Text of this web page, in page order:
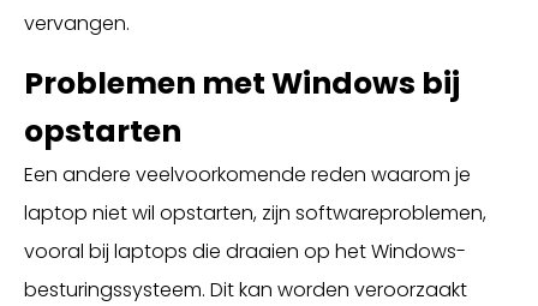
vervangen.
Problemen met Windows bij
opstarten
Een andere veelvoorkomende reden waarom je
laptop niet wil opstarten, zijn softwareproblemen,
vooral bij laptops die draaien op het Windows-
besturingssysteem. Dit kan worden veroorzaakt